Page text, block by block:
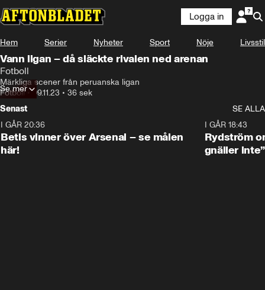
Logga in
Hem Serier Nyheter Sport Nöje Livsstil
Vann ligan – då släckte rivalen ned arenan
Fotboll
Märkliga scener från peruanska ligan
Fotboll•09.11.23 • 36 sek
Se mer
Senast
SE ALLA
I GÅR 20:36
Betis vinner över Arsenal – se målen
här!
I GÅR 18:43
Rydström
gnäller inte”